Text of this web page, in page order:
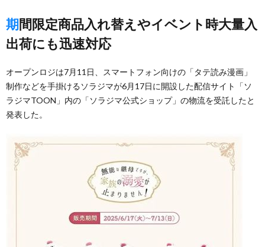
期間限定商品入れ替えやイベント時大量入
出荷にも迅速対応
オープンロジは7月11日、スマートフォン向けの「タテ読み漫画」
制作などを手掛けるソラジマが6月17日に開設した配信サイト「ソ
ラジマTOON」内の「ソラジマ公式ショップ」の物流を受託したと
発表した。